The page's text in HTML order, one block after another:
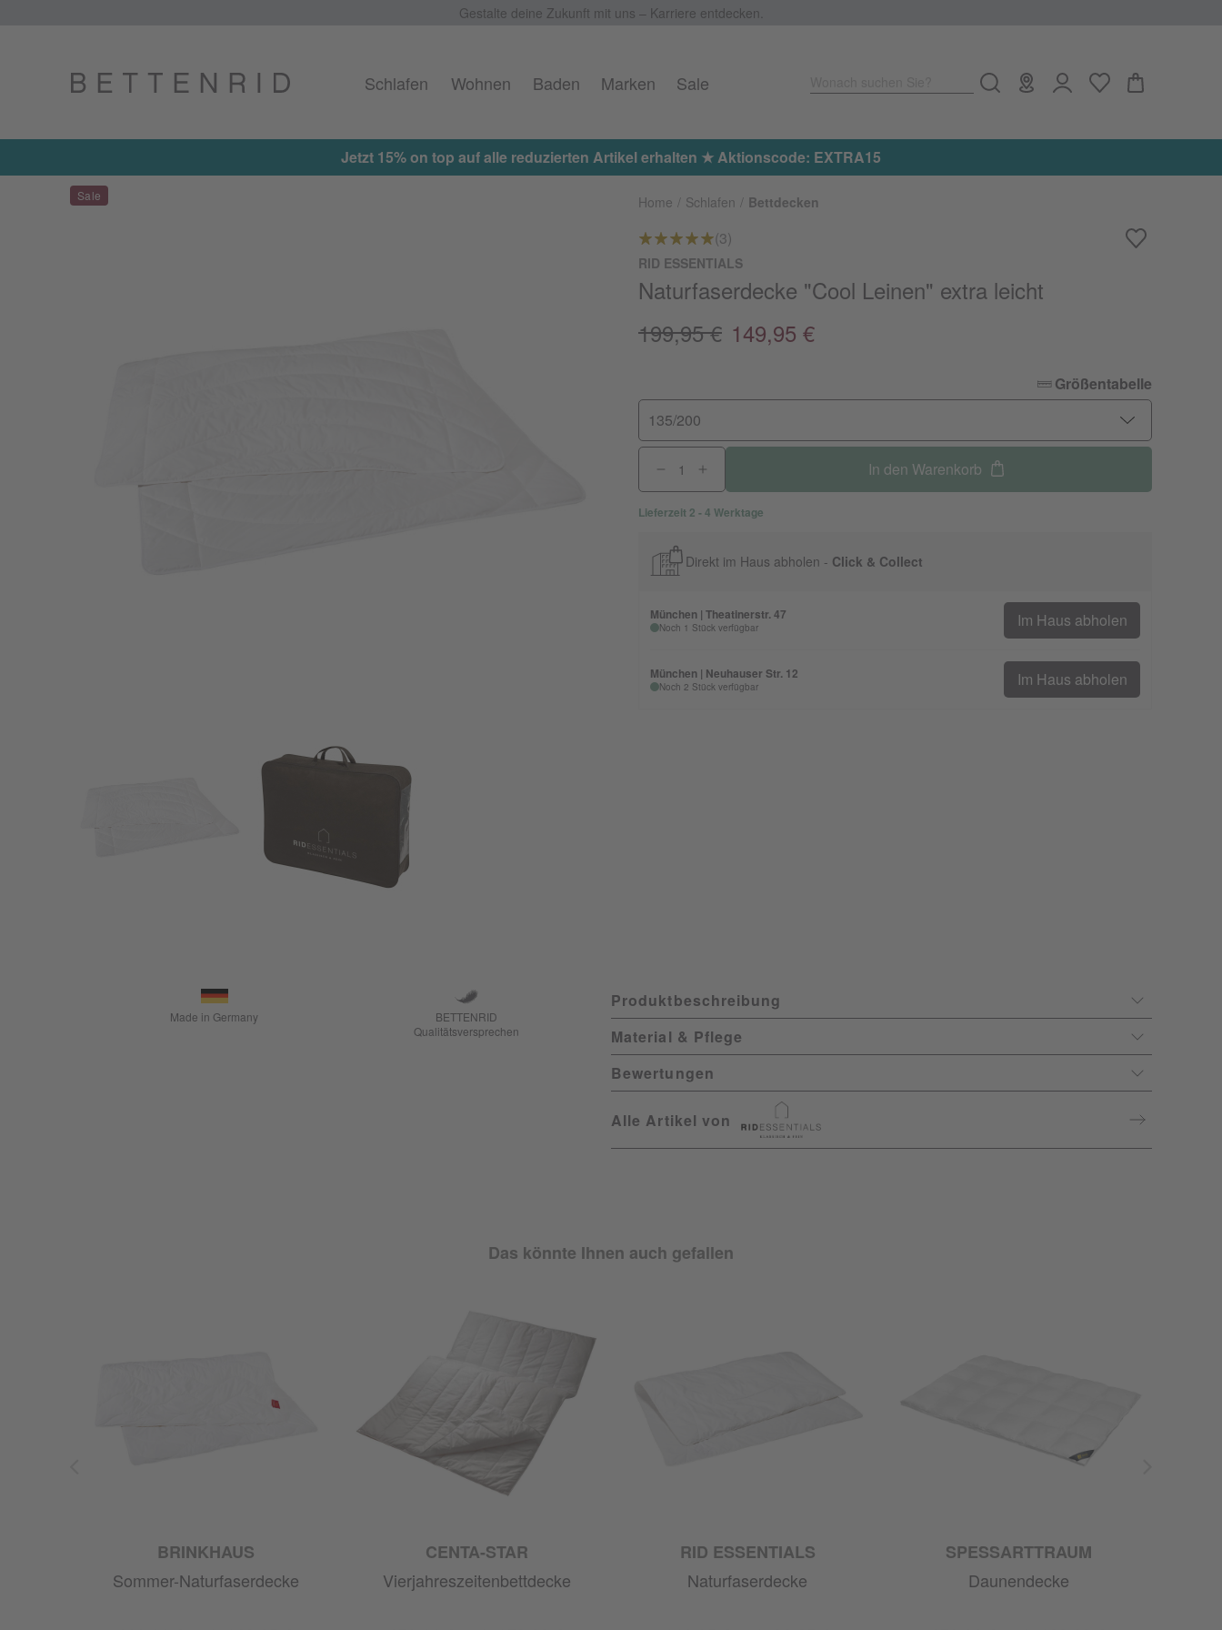
Gestalte deine Zukunft mit uns – Karriere entdecken.
Schlafen Wohnen Baden Marken Sale
Jetzt 15% on top auf alle reduzierten Artikel erhalten ★ Aktionscode: EXTRA15
Home Schlafen Bettdecken
(3)
RID ESSENTIALS
Naturfaserdecke "Cool Leinen" extra leicht
199,95 € 149,95 €
Größentabelle
135/200
In den Warenkorb
Lieferzeit 2 - 4 Werktage
Direkt im Haus abholen - Click & Collect
München | Theatinerstr. 47
Noch 1 Stück verfügbar Im Haus abholen
München | Neuhauser Str. 12
Noch 2 Stück verfügbar Im Haus abholen
Made in Germany
BETTENRID
Qualitätsversprechen
Produktbeschreibung
Material & Pflege
Bewertungen
Alle Artikel von
Das könnte Ihnen auch gefallen
BRINKHAUS
Sommer-Naturfaserdecke
CENTA-STAR
Vierjahreszeitenbettdecke
RID ESSENTIALS
Naturfaserdecke
SPESSARTTRAUM
Daunendecke